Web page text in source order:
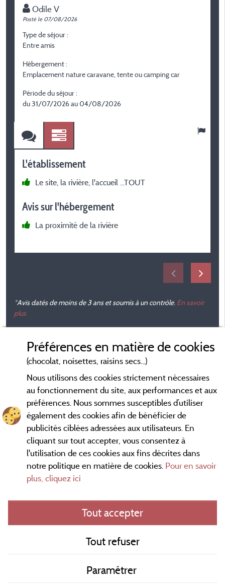
Odile V
Posté le 07/08/2026
Type de séjour :
Entre amis
Hébergement :
Emplacement nature caravane, tente ou camping car
Période du séjour :
du 31/07/2026 au 04/08/2026
L'établissement
Le site, la rivière, l'accueil ...TOUT
Avis sur l'hébergement
La proximité de la rivière
*Avis datés de moins de 3 ans et soumis à un contrôle. En savoir
plus
Conditions générales d'utilisation
Contact
Préférences en matière de cookies
(chocolat, noisettes, raisins secs...)
Nous utilisons des cookies strictement nécessaires
au fonctionnement du site, aux performances et aux
préférences. Nous sommes susceptibles d’utiliser
également des cookies afin de bénéficier de
publicités ciblées adressées aux utilisateurs. En
cliquant sur tout accepter, vous consentez à
l'utilisation de ces cookies aux fins décrites dans
notre politique en matière de cookies. Pour en savoir
plus, cliquez ici
Tout accepter
Tout refuser
Paramétrer